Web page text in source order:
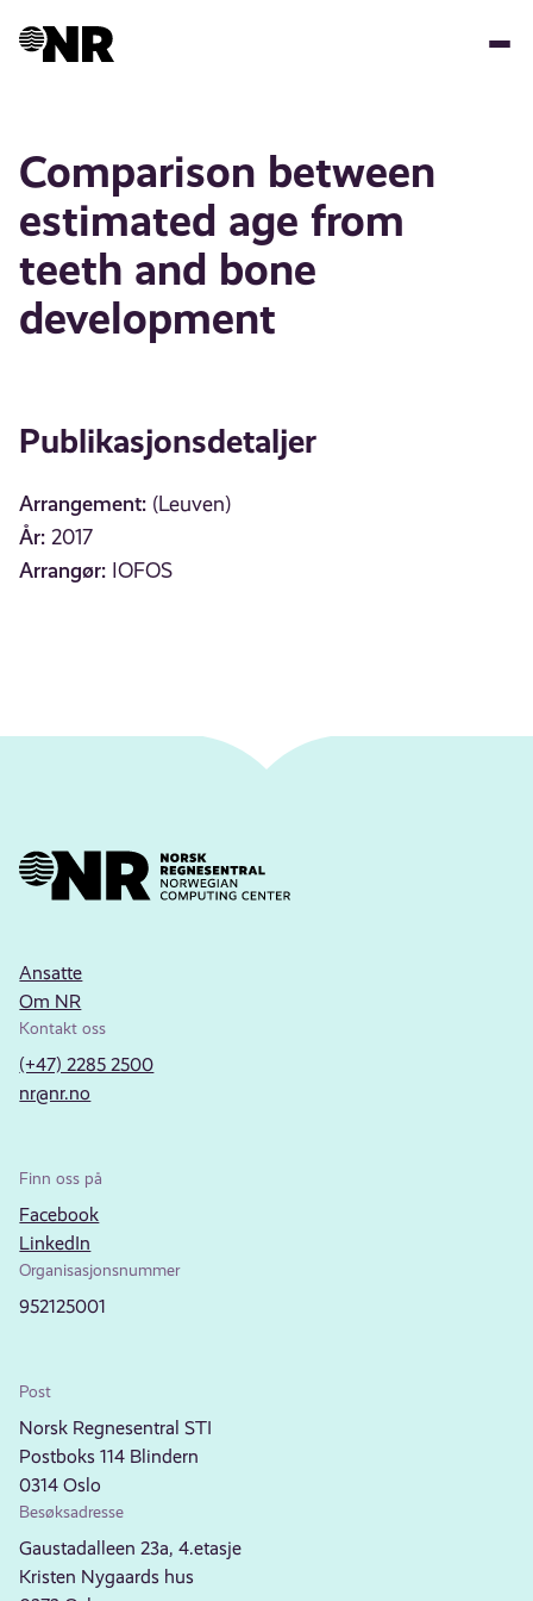
Comparison between
estimated age from
teeth and bone
development
Publikasjonsdetaljer
Arrangement: (Leuven)
År: 2017
Arrangør: IOFOS
Ansatte
Om NR
Kontakt oss
(+47) 2285 2500
nr@nr.no
Finn oss på
Facebook
LinkedIn
Organisasjonsnummer
952125001
Post
Norsk Regnesentral STI
Postboks 114 Blindern
0314 Oslo
Besøksadresse
Gaustadalleen 23a, 4.etasje
Kristen Nygaards hus